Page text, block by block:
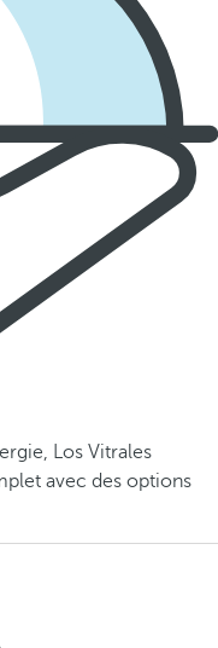
Los Vitrales
avec des options